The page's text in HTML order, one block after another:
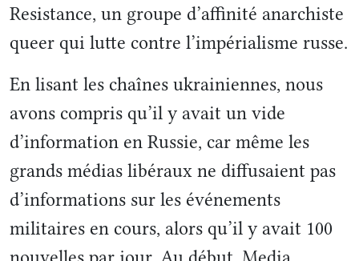
Resistance, un groupe d’affinité anarchiste
queer qui lutte contre l’impérialisme russe.
En lisant les chaînes ukrainiennes, nous
avons compris qu’il y avait un vide
d’information en Russie, car même les
grands médias libéraux ne diffusaient pas
d’informations sur les événements
militaires en cours, alors qu’il y avait 100